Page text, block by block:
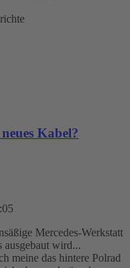
Kabel?
Mercedes-Werkstatt
ausgebaut wird...
meine das hintere Polrad